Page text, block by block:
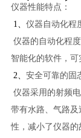
仪器性能特点：
1、 仪器自动化程
仪器的自动化程
智能化的软件，可
2、 安全可靠的固
仪器采用的射频
带有水路、气路
性，减小了仪器的